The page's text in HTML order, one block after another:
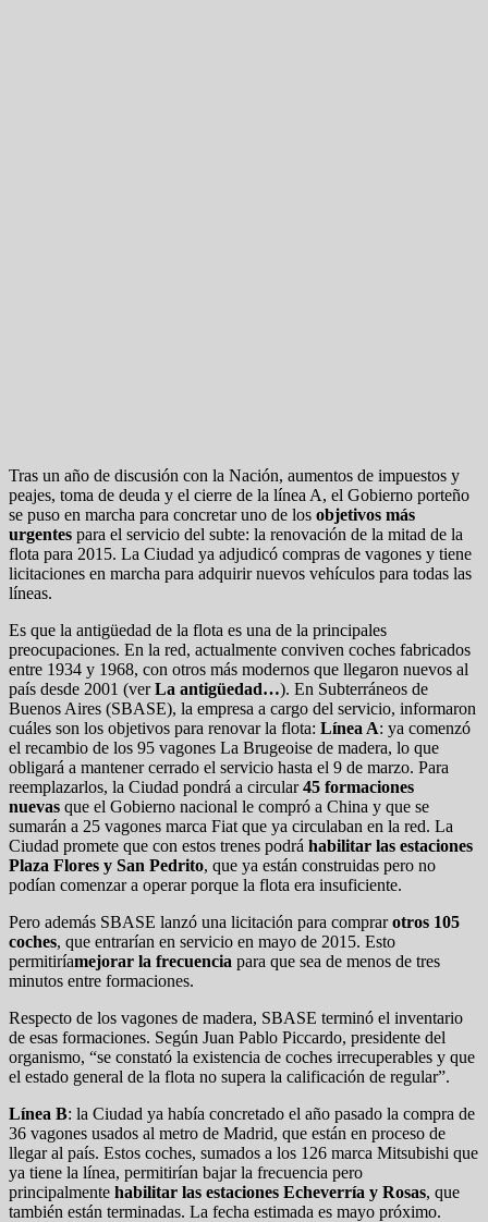
Tras un año de discusión con la Nación, aumentos de impuestos y
peajes, toma de deuda y el cierre de la línea A, el Gobierno porteño
se puso en marcha para concretar uno de los objetivos más
urgentes para el servicio del subte: la renovación de la mitad de la
flota para 2015. La Ciudad ya adjudicó compras de vagones y tiene
licitaciones en marcha para adquirir nuevos vehículos para todas las
líneas.
Es que la antigüedad de la flota es una de la principales
preocupaciones. En la red, actualmente conviven coches fabricados
entre 1934 y 1968, con otros más modernos que llegaron nuevos al
país desde 2001 (verLa antigüedad…). En Subterráneos de
Buenos Aires (SBASE), la empresa a cargo del servicio, informaron
cuáles son los objetivos para renovar la flota: Línea A: ya comenzó
el recambio de los 95 vagones La Brugeoise de madera, lo que
obligará a mantener cerrado el servicio hasta el 9 de marzo. Para
reemplazarlos, la Ciudad pondrá a circular45 formaciones
nuevas que el Gobierno nacional le compró a China y que se
sumarán a 25 vagones marca Fiat que ya circulaban en la red. La
Ciudad promete que con estos trenes podrá habilitar las estaciones
Plaza Flores y San Pedrito, que ya están construidas pero no
podían comenzar a operar porque la flota era insuficiente.
Pero además SBASE lanzó una licitación para comprarotros 105
coches, que entrarían en servicio en mayo de 2015. Esto
permitiríamejorar la frecuencia para que sea de menos de tres
minutos entre formaciones.
Respecto de los vagones de madera, SBASE terminó el inventario
de esas formaciones. Según Juan Pablo Piccardo, presidente del
organismo, “se constató la existencia de coches irrecuperables y que
el estado general de la flota no supera la calificación de regular”.
Línea B: la Ciudad ya había concretado el año pasado la compra de
36 vagones usados al metro de Madrid, que están en proceso de
llegar al país. Estos coches, sumados a los 126 marca Mitsubishi que
ya tiene la línea, permitirían bajar la frecuencia pero
principalmente habilitar las estaciones Echeverría y Rosas, que
también están terminadas. La fecha estimada es mayo próximo.